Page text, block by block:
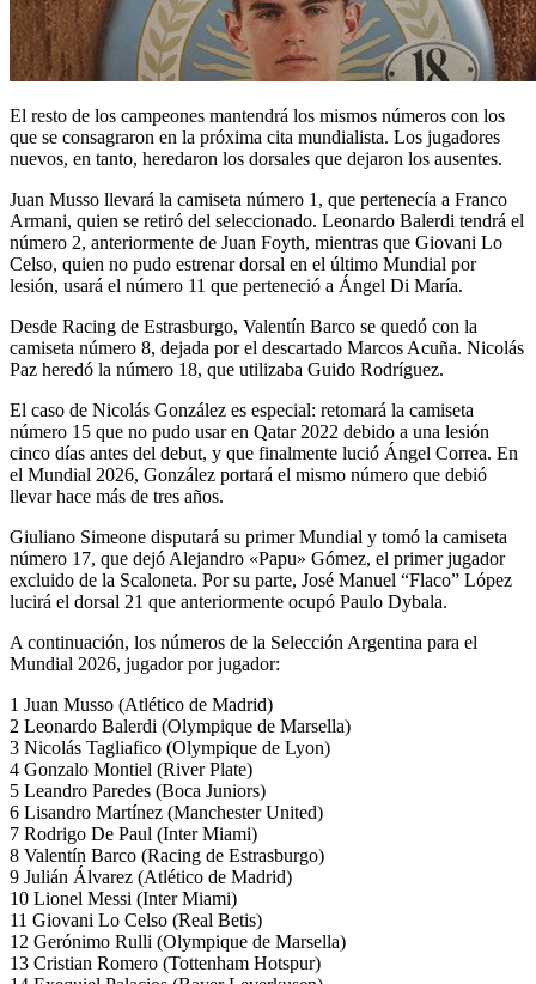
El resto de los campeones mantendrá los mismos números con los
que se consagraron en la próxima cita mundialista. Los jugadores
nuevos, en tanto, heredaron los dorsales que dejaron los ausentes.
Juan Musso llevará la camiseta número 1, que pertenecía a Franco
Armani, quien se retiró del seleccionado. Leonardo Balerdi tendrá el
número 2, anteriormente de Juan Foyth, mientras que Giovani Lo
Celso, quien no pudo estrenar dorsal en el último Mundial por
lesión, usará el número 11 que perteneció a Ángel Di María.
Desde Racing de Estrasburgo, Valentín Barco se quedó con la
camiseta número 8, dejada por el descartado Marcos Acuña. Nicolás
Paz heredó la número 18, que utilizaba Guido Rodríguez.
El caso de Nicolás González es especial: retomará la camiseta
número 15 que no pudo usar en Qatar 2022 debido a una lesión
cinco días antes del debut, y que finalmente lució Ángel Correa. En
el Mundial 2026, González portará el mismo número que debió
llevar hace más de tres años.
Giuliano Simeone disputará su primer Mundial y tomó la camiseta
número 17, que dejó Alejandro «Papu» Gómez, el primer jugador
excluido de la Scaloneta. Por su parte, José Manuel “Flaco” López
lucirá el dorsal 21 que anteriormente ocupó Paulo Dybala.
A continuación, los números de la Selección Argentina para el
Mundial 2026, jugador por jugador:
1 Juan Musso (Atlético de Madrid)
2 Leonardo Balerdi (Olympique de Marsella)
3 Nicolás Tagliafico (Olympique de Lyon)
4 Gonzalo Montiel (River Plate)
5 Leandro Paredes (Boca Juniors)
6 Lisandro Martínez (Manchester United)
7 Rodrigo De Paul (Inter Miami)
8 Valentín Barco (Racing de Estrasburgo)
9 Julián Álvarez (Atlético de Madrid)
10 Lionel Messi (Inter Miami)
11 Giovani Lo Celso (Real Betis)
12 Gerónimo Rulli (Olympique de Marsella)
13 Cristian Romero (Tottenham Hotspur)